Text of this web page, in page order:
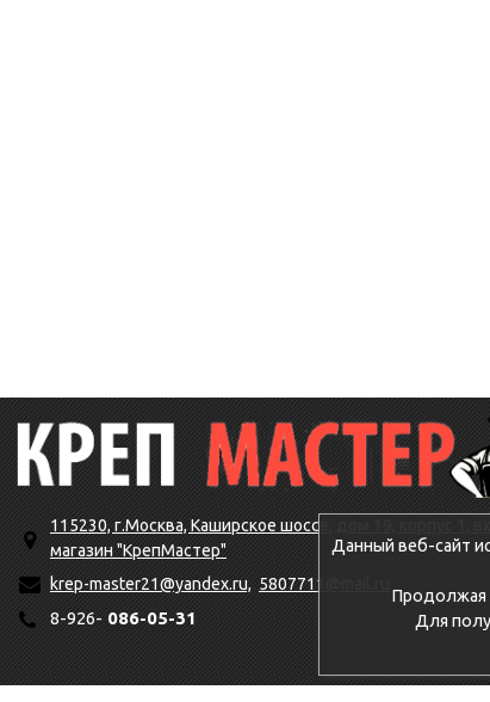
115230, г.Москва, Каширское шоссе, дом 19, корпус 1,
магазин "КрепМастер"
krep-master21@yandex.ru, 5807711@mail.ru
8-926-086-05-31
Данный веб-сайт
Продолжая
Для